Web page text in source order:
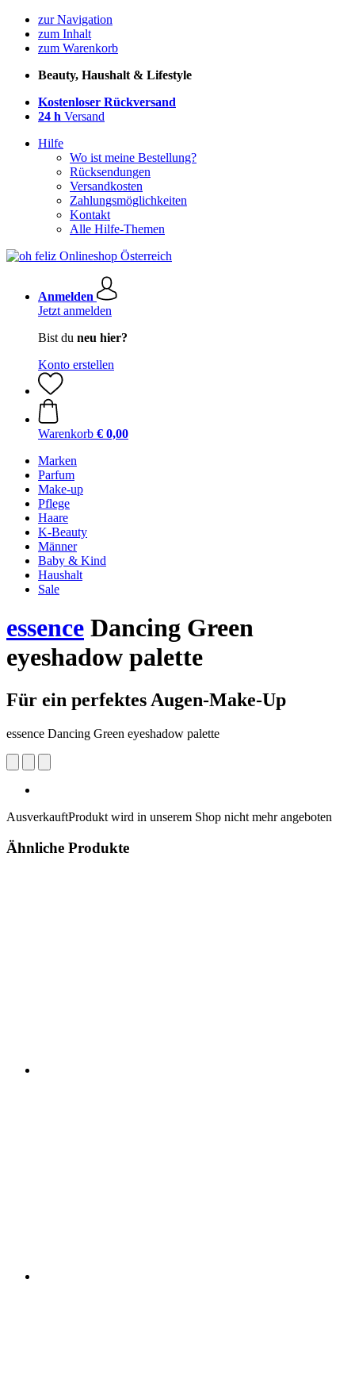
zur Navigation
zum Inhalt
zum Warenkorb
Beauty, Haushalt & Lifestyle
Kostenloser Rückversand
24 h Versand
Hilfe
Wo ist meine Bestellung?
Rücksendungen
Versandkosten
Zahlungsmöglichkeiten
Kontakt
Alle Hilfe-Themen
Anmelden
Jetzt anmelden
Bist du neu hier?
Konto erstellen
Warenkorb € 0,00
Marken
Parfum
Make-up
Pflege
Haare
K-Beauty
Männer
Baby & Kind
Haushalt
Sale
essence Dancing Green
eyeshadow palette
Für ein perfektes Augen-Make-Up
essence Dancing Green eyeshadow palette
AusverkauftProdukt wird in unserem Shop nicht mehr angeboten
Ähnliche Produkte